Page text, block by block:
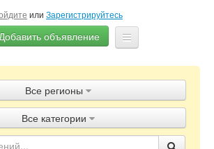
или Зарегистрируйтесь
объявление
Объявления
Блог
Все регионы
Все категории